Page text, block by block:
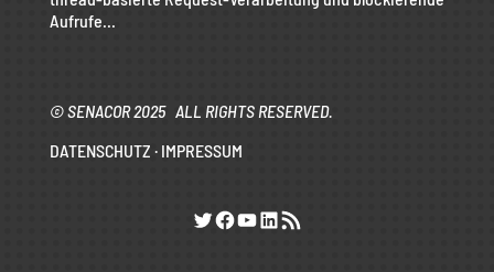
Aufrufe...
© SENACOR 2025 ALL RIGHTS RESERVED.
DATENSCHUTZ · IMPRESSUM
Twitter
Facebook
YouTube
LinkedIn
RSS-Feed